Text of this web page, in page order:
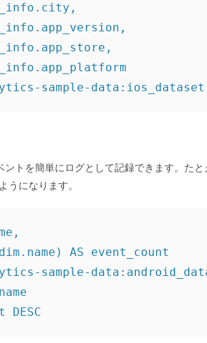
sample-
トを簡単にログとして記録できます。た
うになります。
AS event_count
sample-
DESC